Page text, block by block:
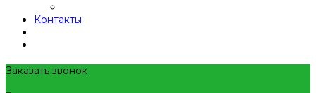
Контакты
Заказать звонок